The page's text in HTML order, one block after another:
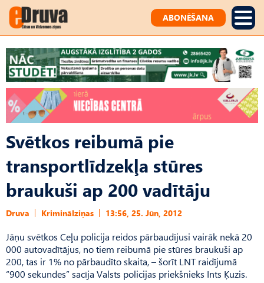
ABONĒŠANA
Svētkos reibumā pie
transportlīdzekļa stūres
braukuši ap 200 vadītāju
Druva Kriminālziņas 13:56, 25. Jūn, 2012
Jāņu svētkos Ceļu policija reidos pārbaudījusi vairāk nekā 20
000 autovadītājus, no tiem reibumā pie stūres braukuši ap
200, tas ir 1% no pārbaudīto skaita, – šorīt LNT raidījumā
“900 sekundes” sacīja Valsts policijas priekšnieks Ints Ķuzis.